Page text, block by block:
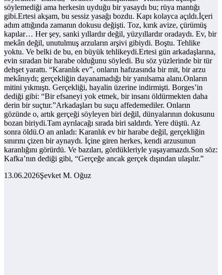
söylemediği ama herkesin uyduğu bir yasaydı bu; rüya mantığı
gibi.Ertesi akşam, bu sessiz yasağı bozdu. Kapı kolayca açıldı.İçeri
adım attığında zamanın dokusu değişti. Toz, kırık avize, çürümüş
kapılar… Her şey, sanki yıllardır değil, yüzyıllardır oradaydı. Ev, bir
mekân değil, unutulmuş arzuların arşivi gibiydi. Boştu. Tehlike
yoktu. Ve belki de bu, en büyük tehlikeydi.Ertesi gün arkadaşlarına,
evin sıradan bir harabe olduğunu söyledi. Bu söz yüzlerinde bir tür
dehşet yarattı. “Karanlık ev”, onların hafızasında bir mit, bir arzu
mekânıydı; gerçekliğin dayanamadığı bir yanılsama alanı.Onların
mitini yıkmıştı. Gerçekliği, hayalin üzerine indirmişti. Borges’in
dediği gibi: “Bir efsaneyi yok etmek, bir insanı öldürmekten daha
derin bir suçtur.”Arkadaşları bu suçu affedemediler. Onların
gözünde o, artık gerçeği söyleyen biri değil, dünyalarının dokusunu
bozan biriydi.Tam ayrılacağı sırada biri saldırdı. Yere düştü. Az
sonra öldü.O an anladı: Karanlık ev bir harabe değil, gerçekliğin
sınırını çizen bir aynaydı. İçine giren herkes, kendi arzusunun
karanlığını görürdü. Ve bazıları, gördükleriyle yaşayamazdı.Son söz:
Kafka’nın dediği gibi, “Gerçeğe ancak gerçek dışından ulaşılır.”
13.06.2026Şevket M. Oğuz